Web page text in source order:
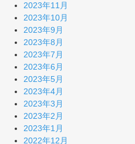
2023年11月
2023年10月
2023年9月
2023年8月
2023年7月
2023年6月
2023年5月
2023年4月
2023年3月
2023年2月
2023年1月
2022年12月